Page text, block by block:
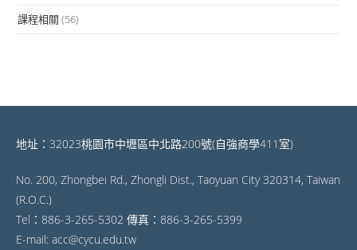
課程相關 (56)
地址：32023桃園市中壢區中北路200號(自強商學411室)
No. 200, Zhongbei Rd., Zhongli Dist., Taoyuan City 320314, Taiwan
(R.O.C.)
Tel：886-3-265-5302 傳真：886-3-265-5399
E-mail: acc@cycu.edu.tw